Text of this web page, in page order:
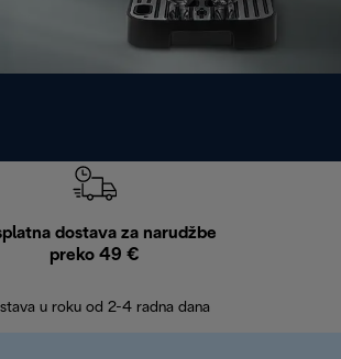
dostava za narudžbe
preko 49 €
u roku od 2-4 radna dana